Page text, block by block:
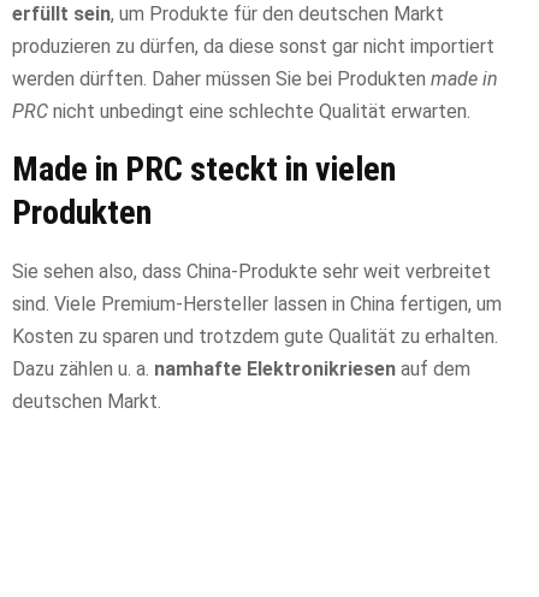
erfüllt sein, um Produkte für den deutschen Markt
produzieren zu dürfen, da diese sonst gar nicht importiert
werden dürften. Daher müssen Sie bei Produkten made in
PRC nicht unbedingt eine schlechte Qualität erwarten.
Made in PRC steckt in vielen
Produkten
Sie sehen also, dass China-Produkte sehr weit verbreitet
sind. Viele Premium-Hersteller lassen in China fertigen, um
Kosten zu sparen und trotzdem gute Qualität zu erhalten.
Dazu zählen u. a. namhafte Elektronikriesen auf dem
deutschen Markt.